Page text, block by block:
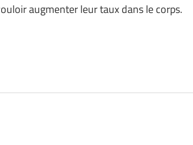
augmenter leur taux dans le corps.